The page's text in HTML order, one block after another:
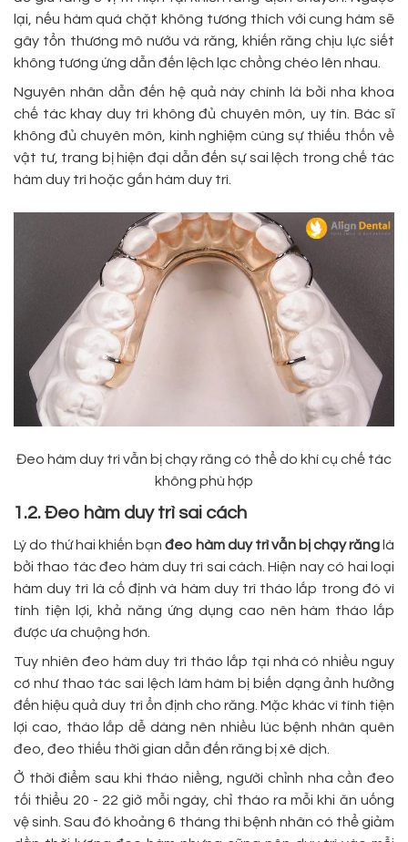
lại, nếu hàm quá chặt không tương thích với cung hàm sẽ
gây tổn thương mô nướu và răng, khiến răng chịu lực siết
không tương ứng dẫn đến lệch lạc chồng chéo lên nhau.
Nguyên nhân dẫn đến hệ quả này chính là bởi nha khoa
chế tác khay duy trì không đủ chuyên môn, uy tín. Bác sĩ
không đủ chuyên môn, kinh nghiệm cùng sự thiếu thốn về
vật tư, trang bị hiện đại dẫn đến sự sai lệch trong chế tác
hàm duy trì hoặc gắn hàm duy trì.
Đeo hàm duy trì vẫn bị chạy răng có thể do khí cụ chế tác
không phù hợp
1.2. Đeo hàm duy trì sai cách
Lý do thứ hai khiến bạnđeo hàm duy trì vẫn bị chạy rănglà
bởi thao tác đeo hàm duy trì sai cách. Hiện nay có hai loại
hàm duy trì là cố định và hàm duy trì tháo lắp trong đó vì
tính tiện lợi, khả năng ứng dụng cao nên hàm tháo lắp
được ưa chuộng hơn.
Tuy nhiên đeo hàm duy trì tháo lắp tại nhà có nhiều nguy
cơ như thao tác sai lệch làm hàm bị biến dạng ảnh hưởng
đến hiệu quả duy trì ổn định cho răng. Mặc khác vì tính tiện
lợi cao, tháo lắp dễ dàng nên nhiều lúc bệnh nhân quên
đeo, đeo thiếu thời gian dẫn đến răng bị xê dịch.
Ở thời điểm sau khi tháo niềng, người chỉnh nha cần đeo
tối thiểu 20 - 22 giờ mỗi ngày, chỉ tháo ra mỗi khi ăn uống
vệ sinh. Sau đó khoảng 6 tháng thì bệnh nhân có thể giảm